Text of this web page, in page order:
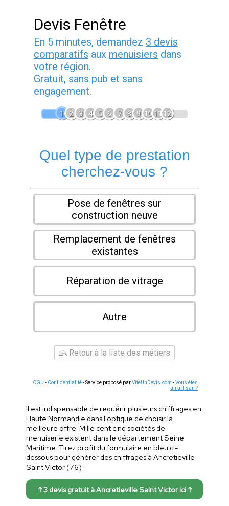
Devis Fenêtre
En 5 minutes, demandez 3 devis
comparatifs aux menuisiers dans
votre région.
Gratuit, sans pub et sans
engagement.
1 2 3 4 5 6 7 8 9 1011 12
Quel type de prestation
cherchez-vous ?
Pose de fenêtres sur
construction neuve
Remplacement de fenêtres
existantes
Réparation de vitrage
Autre
Retour à la liste des métiers
CGU - Confidentialité- Service proposé parViteUnDevis.com -Vous êtes
un artisan ?
Il est indispensable de requérir plusieurs chiffrages en
Haute Normandie dans l'optique de choisir la
meilleure offre. Mille cent cinq sociétés de
menuiserie existent dans le département Seine
Maritime. Tirez profit du formulaire en bleu ci-
dessous pour générer des chiffrages à Ancretieville
Saint Victor (76) :
↑ 3 devis gratuit à Ancretieville Saint Victor ici ↑